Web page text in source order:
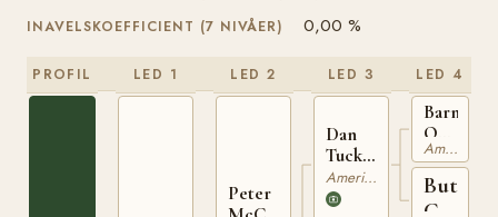
INAVELSKOEFFICIENT (7 NIVÅER) 0,00 %
PROFIL LED 1 LED 2
Peter
LED 3
Dan
Tucker
U0075460
American Quarterhorse
LED 4
Barney
Owens
American Quarterhorse
Butt
Cut